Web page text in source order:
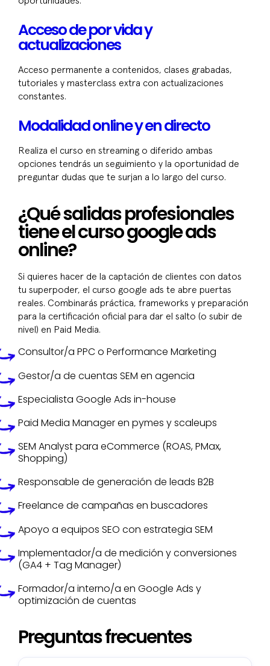
Acceso de por vida y
actualizaciones
Acceso permanente a contenidos, clases grabadas,
tutoriales y masterclass extra con actualizaciones
constantes.
Modalidad online y en directo
Realiza el curso en streaming o diferido ambas
opciones tendrás un seguimiento y la oportunidad de
preguntar dudas que te surjan a lo largo del curso.
¿Qué salidas profesionales
tiene el curso google ads
online?
Si quieres hacer de la captación de clientes con datos
tu superpoder, el curso google ads te abre puertas
reales. Combinarás práctica, frameworks y preparación
para la certificación oficial para dar el salto (o subir de
nivel) en Paid Media.
Consultor/a PPC o Performance Marketing
Gestor/a de cuentas SEM en agencia
Especialista Google Ads in-house
Paid Media Manager en pymes y scaleups
SEM Analyst para eCommerce (ROAS, PMax,
Shopping)
Responsable de generación de leads B2B
Freelance de campañas en buscadores
Apoyo a equipos SEO con estrategia SEM
Implementador/a de medición y conversiones
(GA4 + Tag Manager)
Formador/a interno/a en Google Ads y
optimización de cuentas
Preguntas frecuentes